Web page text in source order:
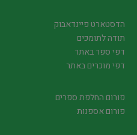
הדסטארט פיינדאבוק
תודה לתומכים
דפי ספר באתר
דפי מוכרים באתר
פורום החלפת ספרים
פורום אספנות